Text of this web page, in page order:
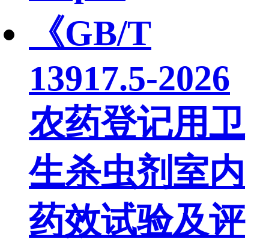
《GB/T
13917.5-2026
农药登记用卫
生杀虫剂室内
药效试验及评